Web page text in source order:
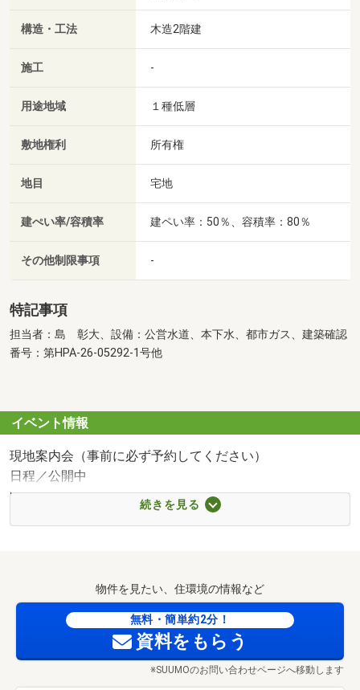
構造・工法 木造2階建
施工 -
用途地域 １種低層
敷地権利 所有権
地目 宅地
建ぺい率/容積率 建ペい率：50％、容積率：80％
その他制限事項 -
特記事項
担当者：島 彰大、設備：公営水道、本下水、都市ガス、建築確認
番号：第HPA-26-05292-1号他
イベント情報
現地案内会（事前に必ず予約してください）
日程／公開中
時間／10:00～19:00
○●○●ご成約の方には●○●○
で、トータルコストが大幅ダウン！！
○●○●ご見学希望の方●○●○
おおよその所要時間 ※お客様のご希望に沿ったお時間で
続きを見る
物件を見たい、住環境の情報など
無料・簡単約2分！
資料をもらう
※SUUMOのお問い合わせページへ移動します